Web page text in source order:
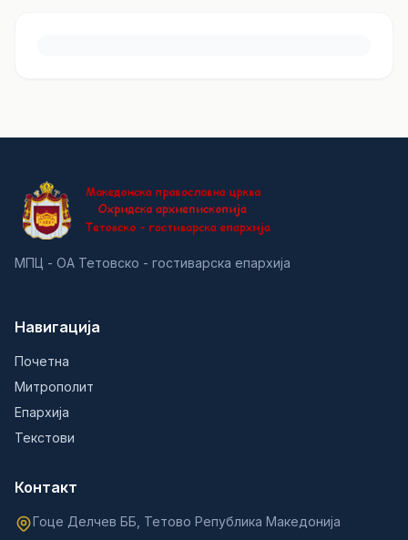
МПЦ - ОА Тетовско - гостиварска епархија
Навигација
Почетна
Митрополит
Епархија
Текстови
Контакт
Гоце Делчев ББ, Тетово Република Македонија